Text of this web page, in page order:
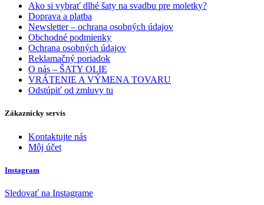
Ako si vybrať dlhé šaty na svadbu pre moletky?
Doprava a platba
Newsletter – ochrana osobných údajov
Obchodné podmienky
Ochrana osobných údajov
Reklamačný poriadok
O nás – ŠATY OLIE
VRÁTENIE A VÝMENA TOVARU
Odstúpiť od zmluvy tu
Zákaznícky servis
Kontaktujte nás
Môj účet
Instagram
Sledovať na Instagrame